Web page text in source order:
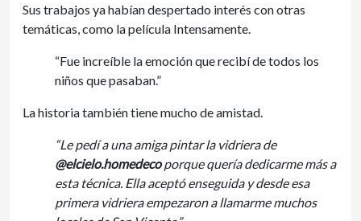
Sus trabajos ya habían despertado interés con otras
temáticas, como la película Intensamente.
“Fue increíble la emoción que recibí de todos los
niños que pasaban.”
La historia también tiene mucho de amistad.
“Le pedí a una amiga pintar la vidriera de
@elcielo.homedecoporque quería dedicarme más a
esta técnica. Ella aceptó enseguida y desde esa
primera vidriera empezaron a llamarme muchos